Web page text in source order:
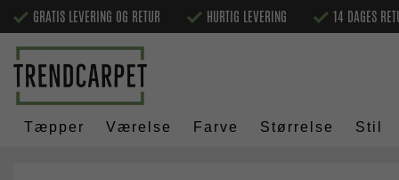
GRATIS LEVERING OG RETUR HURTIG LEVERING 14 DAGES
Tæpper Værelse Farve Størrelse Stil